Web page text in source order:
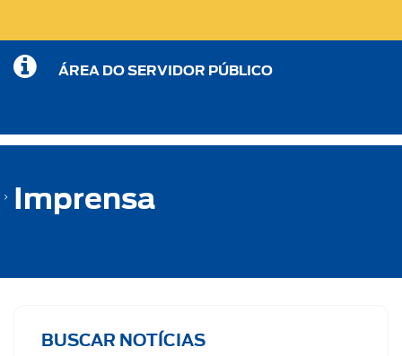
ÁREA DO SERVIDOR PÚBLICO
Imprensa
BUSCAR NOTÍCIAS